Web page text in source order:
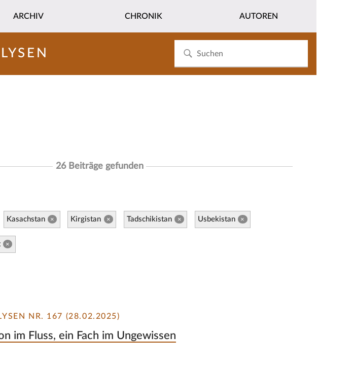
ARCHIV CHRONIK AUTOREN
26 Beiträge gefunden
Kasachstan × Kirgistan × Tadschikistan × Usbekistan ×
×
NR. 167 (28.02.2025)
im Fluss, ein Fach im Ungewissen